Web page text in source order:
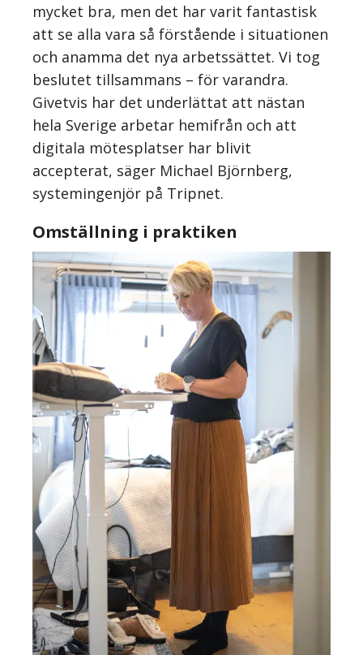
mycket bra, men det har varit fantastisk
att se alla vara så förstående i situationen
och anamma det nya arbetssättet. Vi tog
beslutet tillsammans – för varandra.
Givetvis har det underlättat att nästan
hela Sverige arbetar hemifrån och att
digitala mötesplatser har blivit
accepterat, säger Michael Björnberg,
systemingenjör på Tripnet.
Omställning i praktiken